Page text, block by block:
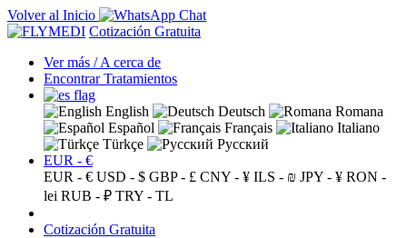
Volver al Inicio
Cotización Gratuita
Ver más / A cerca de
Encontrar Tratamientos
English Deutsch
Romana
Español
Français
Italiano
Türkçe
Русский
EUR - €
EUR - € USD - $ GBP - £ CNY - ¥ ILS - ₪ JPY - ¥ RON -
lei RUB - ₽ TRY - TL
Cotización Gratuita